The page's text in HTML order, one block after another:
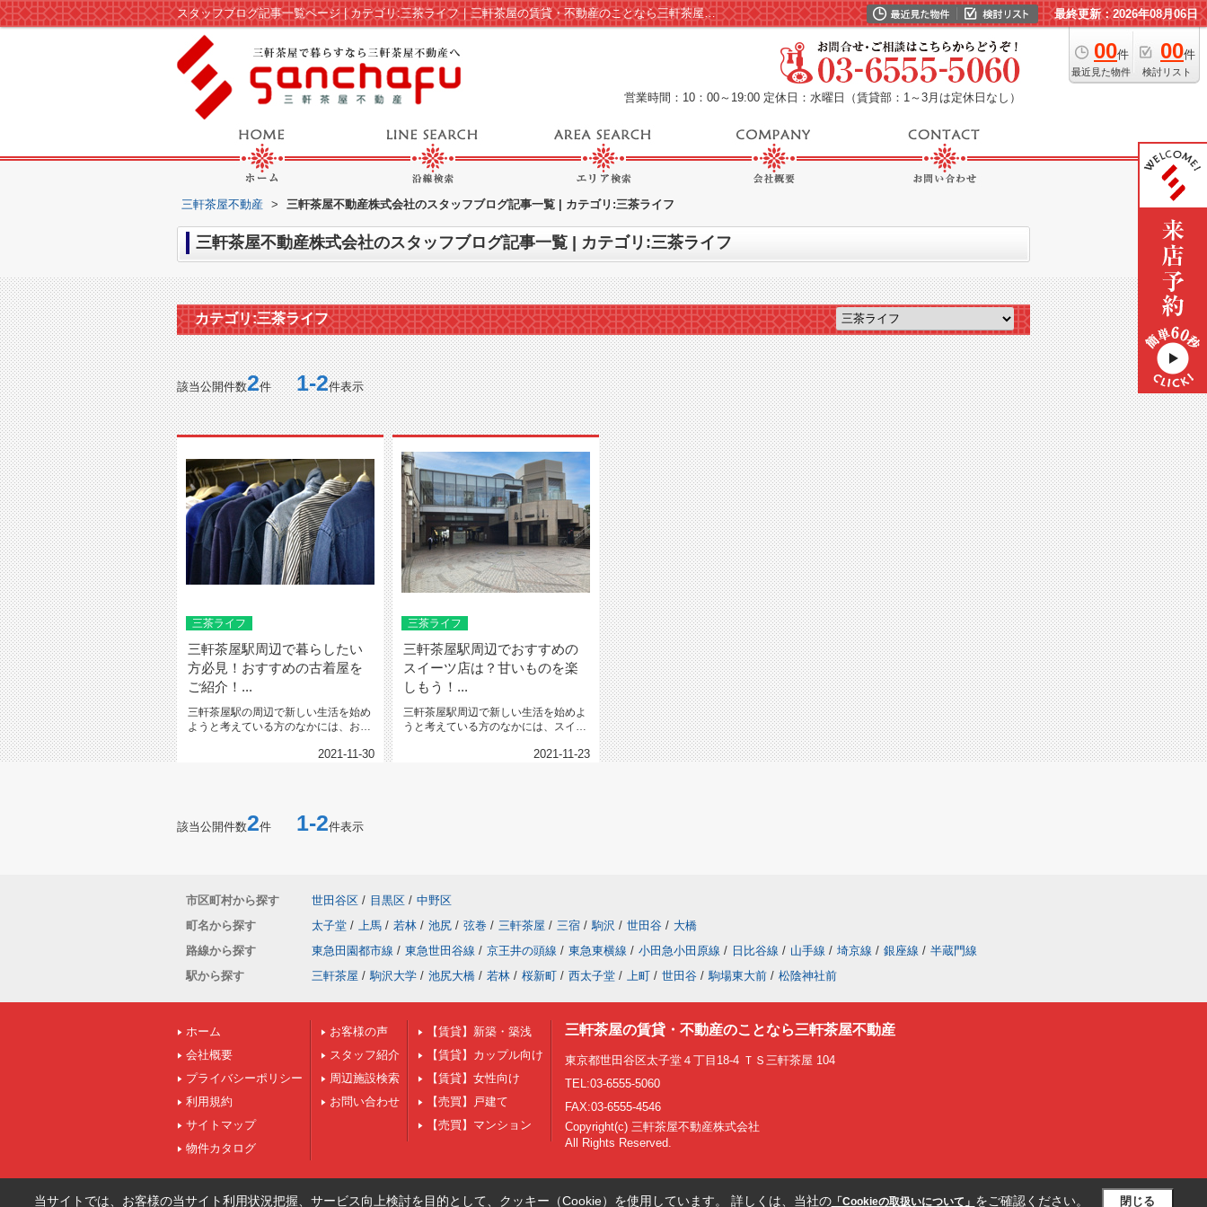
スタッフブログ記事一覧ページ | カテゴリ:三茶ライフ｜三軒茶屋の賃貸・不動産のことなら三軒茶屋不動産 最終更新：2026年08月06日
00件
最近見た物件
00件
検討リスト
営業時間：10：00～19:00 定休日：水曜日（賃貸部：1～3月は定休日なし）
三軒茶屋不動産 > 三軒茶屋不動産株式会社のスタッフブログ記事一覧 | カテゴリ:三茶ライフ
三軒茶屋不動産株式会社のスタッフブログ記事一覧 | カテゴリ:三茶ライフ
カテゴリ:三茶ライフ
該当公開件数2件1-2件表示
三茶ライフ
三軒茶屋駅周辺で暮らしたい
方必見！おすすめの古着屋を
ご紹介！...
三軒茶屋駅の周辺で新しい生活を始め
ようと考えている方のなかには、おし
2021-11-30
三茶ライフ
三軒茶屋駅周辺でおすすめの
スイーツ店は？甘いものを楽
しもう！...
三軒茶屋駅周辺で新しい生活を始めよ
うと考えている方のなかには、スイー
2021-11-23
該当公開件数2件 1-2件表示
市区町村から探す 世田谷区 / 目黒区 / 中野区
町名から探す
太子堂 / 上馬 / 若林 / 池尻 / 弦巻 / 三軒茶屋 / 三宿 / 駒沢 / 世田谷 / 大橋
路線から探す
東急田園都市線 / 東急世田谷線 / 京王井の頭線 / 東急東横線 / 小田急小田原線 / 日比谷線 / 山手線 / 埼京線 / 銀座線 / 半蔵門線
駅から探す
三軒茶屋 / 駒沢大学 / 池尻大橋 / 若林 / 桜新町 / 西太子堂 / 上町 / 世田谷 / 駒場東大前 / 松陰神社前
ホーム
会社概要
プライバシーポリシー
利用規約
サイトマップ
物件カタログ
お客様の声
スタッフ紹介
周辺施設検索
お問い合わせ
【賃貸】新築・築浅
【賃貸】カップル向け
【賃貸】女性向け
【売買】戸建て
【売買】マンション
三軒茶屋の賃貸・不動産のことなら三軒茶屋不動産
東京都世田谷区太子堂４丁目18-4 ＴＳ三軒茶屋 104
TEL:03-6555-5060
FAX:03-6555-4546
Copyright(c) 三軒茶屋不動産株式会社
All Rights Reserved.
当サイトでは、お客様の当サイト利用状況把握、サービス向上検討を目的として、クッキー（Cookie）を使用しています。 詳しくは、当社の「Cookieの取扱いについて」 をご確認ください。 閉じる